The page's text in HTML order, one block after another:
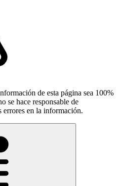
de esta página sea 100%
se hace responsable de
errores en la información.